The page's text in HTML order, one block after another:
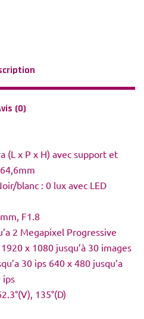
(0)
(L x P x H) avec support et
blanc : 0 lux avec LED
F1.8
2 Megapixel Progressive
x 1080 jusqu’à 30 images
30 ips 640 x 480 jusqu’a
ips
135°(D)